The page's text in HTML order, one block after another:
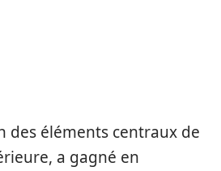
des éléments centraux de
a gagné en